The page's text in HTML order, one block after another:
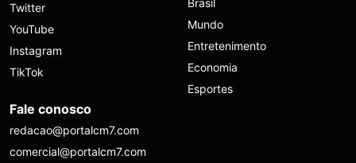
Twitter
YouTube
Instagram
TikTok
Brasil
Mundo
Entretenimento
Economia
Esportes
Fale conosco
redacao@portalcm7.com
comercial@portalcm7.com